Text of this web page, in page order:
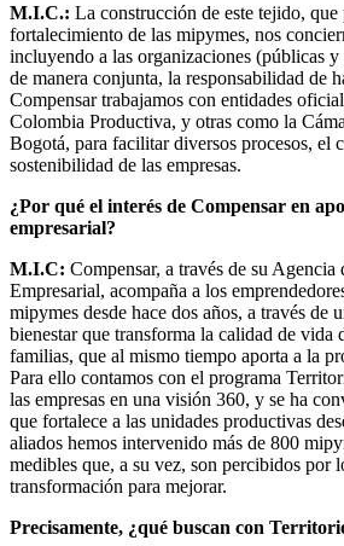
M.I.C.: La construcción de este tejido, que
fortalecimiento de las mipymes, nos
incluyendo a las organizaciones (públicas y
de manera conjunta, la responsabilidad de
Compensar trabajamos con entidades
Colombia Productiva, y otras como la
Bogotá, para facilitar diversos procesos, el
sostenibilidad de las empresas.
¿Por qué el interés de Compensar en
empresarial?
M.I.C: Compensar, a través de su
Empresarial, acompaña a los
mipymes desde hace dos años, a través de
bienestar que transforma la calidad de vida
familias, que al mismo tiempo aporta a la
Para ello contamos con el programa
las empresas en una visión 360, y se ha
que fortalece a las unidades productivas
aliados hemos intervenido más de 800
medibles que, a su vez, son percibidos por
transformación para mejorar.
Precisamente, ¿qué buscan con